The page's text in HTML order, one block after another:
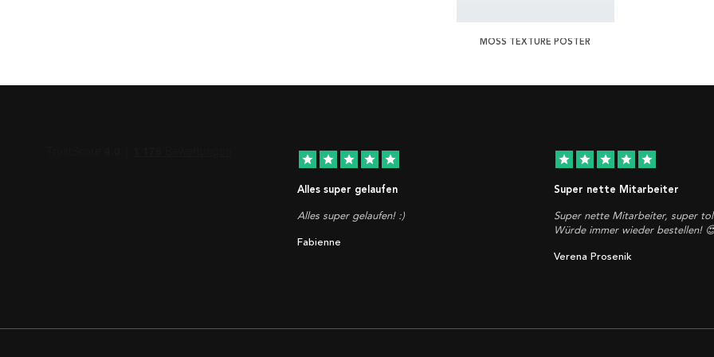
MOSS TEXTURE POSTER
star star star star star
Alles super gelaufen
Alles super gelaufen! :)
Fabienne
star star star star star
Super nette Mitarbeiter
Super nette Mitarbeiter, super
Würde immer wieder bestellen!
Verena Prosenik